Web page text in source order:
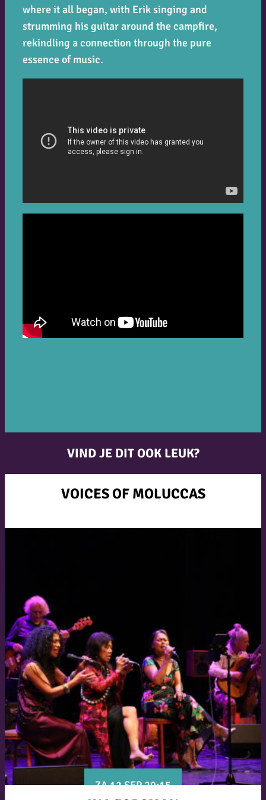
where it all began, with Erik singing and
strumming his guitar around the campfire,
rekindling a connection through the pure
essence of music.
VIND JE DIT OOK LEUK?
VOICES OF MOLUCCAS
ZA 12 SEP 20:15